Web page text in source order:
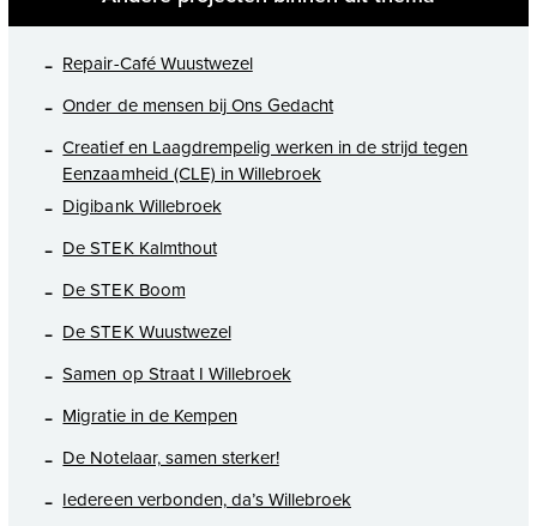
Repair-Café Wuustwezel
Onder de mensen bij Ons Gedacht
Creatief en Laagdrempelig werken in de strijd tegen
Eenzaamheid (CLE) in Willebroek
Digibank Willebroek
De STEK Kalmthout
De STEK Boom
De STEK Wuustwezel
Samen op Straat I Willebroek
Migratie in de Kempen
De Notelaar, samen sterker!
Iedereen verbonden, da’s Willebroek